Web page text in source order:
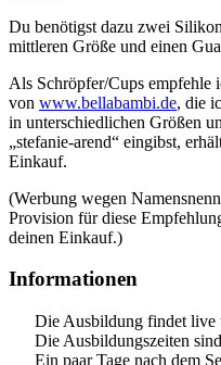
Du benötigst dazu zwei
mittleren Größe und einen
Als Schröpfer/Cups empfehle
von www.bellabambi.de, die
in unterschiedlichen Größen
„stefanie-arend“ eingibst,
Einkauf.
(Werbung wegen
Provision für diese
deinen Einkauf.)
Informationen
Die Ausbildung findet live
Die Ausbildungszeiten
Ein paar Tage nach dem